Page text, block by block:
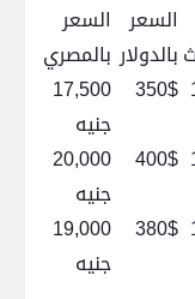
السعر
بالدولار
السعر
بالمصري
350$
17,500
جنيه
400$
20,000
جنيه
380$
19,000
جنيه